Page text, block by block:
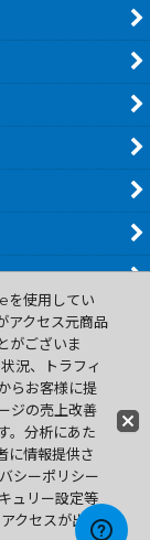
ニンテンドウ64・
All Rights
製を禁ずる
を使用してい
アクセス元商品
がございま
況、トラフィ
らお客様に提
ジの売上改善
。分析にあた
に情報提供さ
シーポリシー
ュリー設定等
クセスが出来